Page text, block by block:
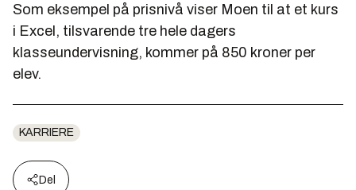
Som eksempel på prisnivå viser Moen til at et kurs
i Excel, tilsvarende tre hele dagers
klasseundervisning, kommer på 850 kroner per
elev.
KARRIERE
Del